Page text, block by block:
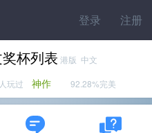
登录 注册
杯列表 港版 中文
玩过 神作 92.28%完美